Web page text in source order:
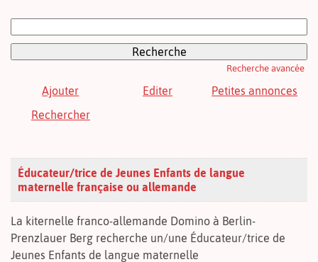
Recherche avancée
Ajouter Editer
Petites annonces
Rechercher
Éducateur/trice de Jeunes Enfants de langue
maternelle française ou allemande
La kiternelle franco-allemande Domino à Berlin-
Prenzlauer Berg recherche un/une Éducateur/trice de
Jeunes Enfants de langue maternelle